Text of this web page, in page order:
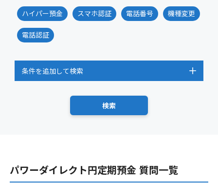
ハイパー預金 スマホ認証 電話番号 機種変更
電話認証
条件を追加して検索
パワーダイレクト円定期預金 質問一覧